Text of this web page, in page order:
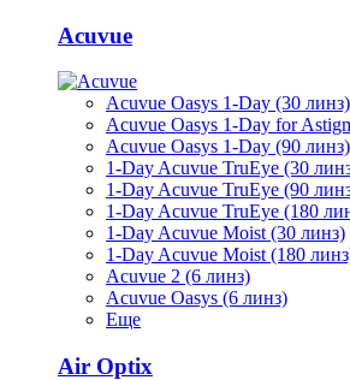
Acuvue
Acuvue Oasys 1-Day (30 линз)
Acuvue Oasys 1-Day for
Acuvue Oasys 1-Day (90 линз)
1-Day Acuvue TruEye (30
1-Day Acuvue TruEye (90
1-Day Acuvue TruEye (180
1-Day Acuvue Moist (30 линз)
1-Day Acuvue Moist (180
Acuvue 2 (6 линз)
Acuvue Oasys (6 линз)
Еще
Air Optix